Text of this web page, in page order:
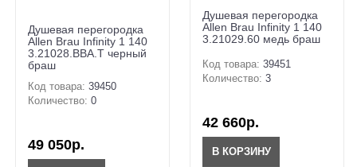
Душевая перегородка
Allen Brau Infinity 1 140
3.21028.BBA.T черный
браш
Код товара: 39450
Количество: 0
49 050р.
Душевая перегородка
Allen Brau Infinity 1 140
3.21029.60 медь браш
Код товара: 39451
Количество: 3
42 660р.
В КОРЗИНУ